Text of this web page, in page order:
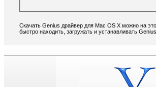
Скачать Genius драйвер для Mac OS X можно на
быстро находить, загружать и устанавливать